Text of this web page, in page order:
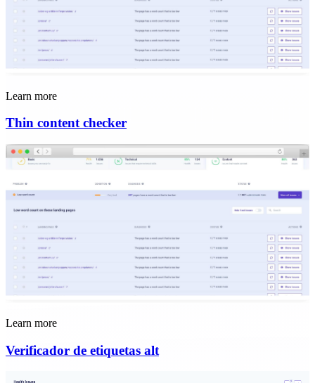
Learn more
Thin content checker
Learn more
Verificador de etiquetas alt